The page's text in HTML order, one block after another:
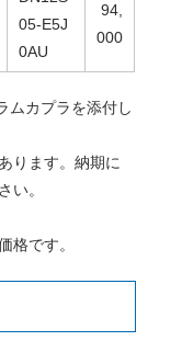
05-E5J
0AU
94,
000
ムカプラを添付し
ります。納期に
い。
格です。